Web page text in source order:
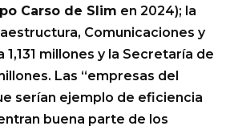
Carso de Slim en 2024); la
Comunicaciones y
millones y la Secretaría de
Las “empresas del
serían ejemplo de eficiencia
buena parte de los